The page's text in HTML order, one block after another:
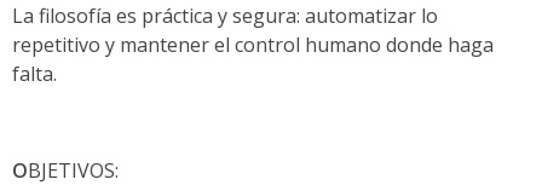
La filosofía es práctica y segura: automatizar lo
repetitivo y mantener el control humano donde haga
falta.
OBJETIVOS: